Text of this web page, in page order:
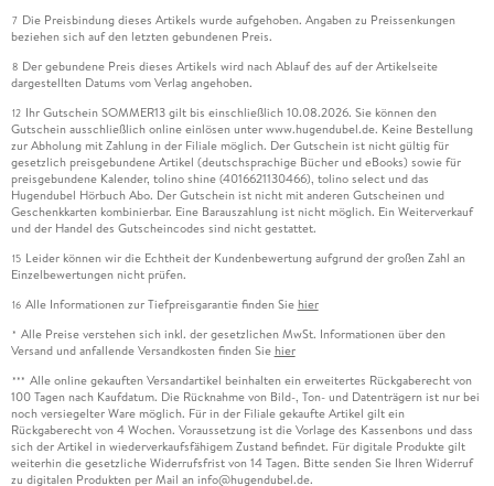
7 Die Preisbindung dieses Artikels wurde aufgehoben. Angaben zu Preissenkungen
beziehen sich auf den letzten gebundenen Preis.
8 Der gebundene Preis dieses Artikels wird nach Ablauf des auf der Artikelseite
dargestellten Datums vom Verlag angehoben.
12 Ihr Gutschein SOMMER13 gilt bis einschließlich 10.08.2026. Sie können den
Gutschein ausschließlich online einlösen unter www.hugendubel.de. Keine Bestellung
zur Abholung mit Zahlung in der Filiale möglich. Der Gutschein ist nicht gültig für
gesetzlich preisgebundene Artikel (deutschsprachige Bücher und eBooks) sowie für
preisgebundene Kalender, tolino shine (4016621130466), tolino select und das
Hugendubel Hörbuch Abo. Der Gutschein ist nicht mit anderen Gutscheinen und
Geschenkkarten kombinierbar. Eine Barauszahlung ist nicht möglich. Ein Weiterverkauf
und der Handel des Gutscheincodes sind nicht gestattet.
15 Leider können wir die Echtheit der Kundenbewertung aufgrund der großen Zahl an
Einzelbewertungen nicht prüfen.
16 Alle Informationen zur Tiefpreisgarantie finden Sie hier
* Alle Preise verstehen sich inkl. der gesetzlichen MwSt. Informationen über den
Versand und anfallende Versandkosten finden Sie hier
*** Alle online gekauften Versandartikel beinhalten ein erweitertes Rückgaberecht von
100 Tagen nach Kaufdatum. Die Rücknahme von Bild-, Ton- und Datenträgern ist nur bei
noch versiegelter Ware möglich. Für in der Filiale gekaufte Artikel gilt ein
Rückgaberecht von 4 Wochen. Voraussetzung ist die Vorlage des Kassenbons und dass
sich der Artikel in wiederverkaufsfähigem Zustand befindet. Für digitale Produkte gilt
weiterhin die gesetzliche Widerrufsfrist von 14 Tagen. Bitte senden Sie Ihren Widerruf
zu digitalen Produkten per Mail an info@hugendubel.de.